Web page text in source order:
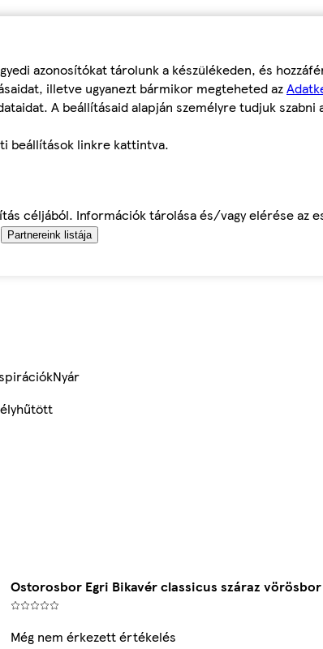
azonosítókat tárolunk a készülékeden, és
illetve ugyanezt bármikor megteheted az
A beállításaid alapján személyre tudjuk szabni
beállítások linkre kattintva.
céljából. Információk tárolása és/vagy elérése
Partnereink listája
Nyár
Ostorosbor Egri Bikavér classicus száraz vörösbor
Még nem érkezett értékelés